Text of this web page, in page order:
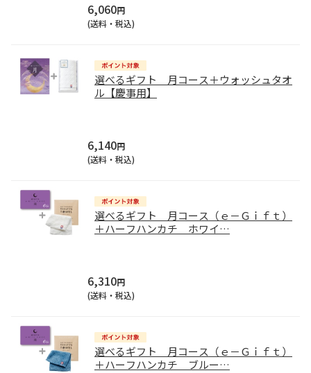
6,060円
(送料・税込)
選べるギフト 月コース＋ウォッシュタオ
ル【慶事用】
6,140円
(送料・税込)
選べるギフト 月コース（ｅ－Ｇｉｆｔ）
＋ハーフハンカチ ホワイ…
6,310円
(送料・税込)
選べるギフト 月コース（ｅ－Ｇｉｆｔ）
＋ハーフハンカチ ブルー…